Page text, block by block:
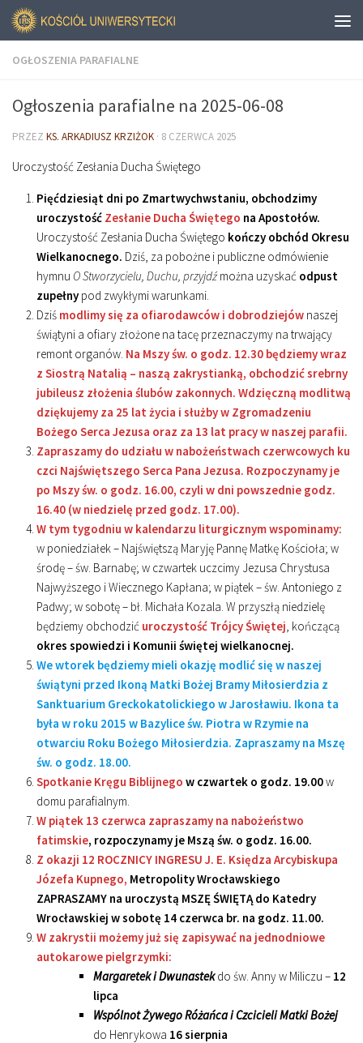
OGŁOSZENIA PARAFIALNE
Ogłoszenia parafialne na 2025-06-08
PRZEZ KS. ARKADIUSZ KRZIŻOK · 8 CZERWCA 2025
Uroczystość Zesłania Ducha Świętego
Pięćdziesiąt dni po Zmartwychwstaniu, obchodzimy
uroczystość Zesłanie Ducha Świętego na Apostołów.
Uroczystość Zesłania Ducha Świętego kończy obchód Okresu
Wielkanocnego. Dziś, za pobożne i publiczne odmówienie
hymnu O Stworzycielu, Duchu, przyjdź można uzyskać odpust
zupełny pod zwykłymi warunkami.
Dziś modlimy się za ofiarodawców i dobrodziejów naszej
świątyni a ofiary złożone na tacę przeznaczymy na trwający
remont organów. Na Mszy św. o godz. 12.30 będziemy wraz
z Siostrą Natalią – naszą zakrystianką, obchodzić srebrny
jubileusz złożenia ślubów zakonnych. Wdzięczną modlitwą
dziękujemy za 25 lat życia i służby w Zgromadzeniu
Bożego Serca Jezusa oraz za 13 lat pracy w naszej parafii.
Zapraszamy do udziału w nabożeństwach czerwcowych ku
czci Najświętszego Serca Pana Jezusa. Rozpoczynamy je
po Mszy św. o godz. 16.00, czyli w dni powszednie godz.
16.40 (w niedzielę przed godz. 17.00).
W tym tygodniu w kalendarzu liturgicznym wspominamy:
w poniedziałek – Najświętszą Maryję Pannę Matkę Kościoła; w
środę – św. Barnabę; w czwartek uczcimy Jezusa Chrystusa
Najwyższego i Wiecznego Kapłana; w piątek – św. Antoniego z
Padwy; w sobotę – bł. Michała Kozala. W przyszłą niedzielę
będziemy obchodzić uroczystość Trójcy Świętej, kończącą
okres spowiedzi i Komunii świętej wielkanocnej.
We wtorek będziemy mieli okazję modlić się w naszej
świątyni przed Ikoną Matki Bożej Bramy Miłosierdzia z
Sanktuarium Greckokatolickiego w Jarosławiu. Ikona ta
była w roku 2015 w Bazylice św. Piotra w Rzymie na
otwarciu Roku Bożego Miłosierdzia. Zapraszamy na Mszę
św. o godz. 18.00.
Spotkanie Kręgu Biblijnego w czwartek o godz. 19.00w
domu parafialnym.
W piątek 13 czerwca zapraszamy na nabożeństwo
fatimskie, rozpoczynamy je Mszą św. o godz. 16.00.
Z okazji 12 ROCZNICY INGRESU J. E. Księdza Arcybiskupa
Józefa Kupnego, Metropolity Wrocławskiego
ZAPRASZAMY na uroczystą MSZĘ ŚWIĘTĄ do Katedry
Wrocławskiej w sobotę 14 czerwca br. na godz. 11.00.
W zakrystii możemy już się zapisywać na jednodniowe
autokarowe pielgrzymki:
Margaretek i Dwunastekdo św. Anny w Miliczu – 12
lipca
Wspólnot Żywego Różańca i Czcicieli Matki Bożej
do Henrykowa 16 sierpnia